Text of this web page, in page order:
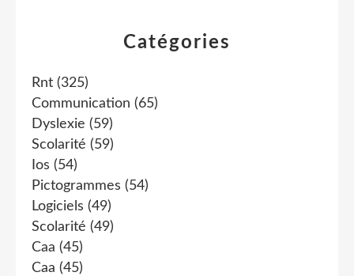
Catégories
Rnt (325)
Communication (65)
Dyslexie (59)
Scolarité (59)
Ios (54)
Pictogrammes (54)
Logiciels (49)
Scolarité (49)
Caa (45)
Caa (45)